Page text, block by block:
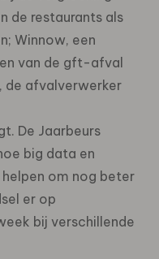
de restaurants als
Winnow, een
van de gft-afval
de afvalverwerker
De Jaarbeurs
big data en
om nog beter
er op
bij verschillende